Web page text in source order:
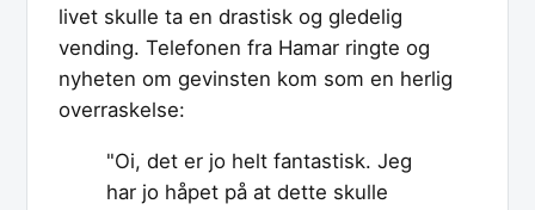
livet skulle ta en drastisk og gledelig
vending. Telefonen fra Hamar ringte og
nyheten om gevinsten kom som en herlig
overraskelse:
"Oi, det er jo helt fantastisk. Jeg
har jo håpet på at dette skulle